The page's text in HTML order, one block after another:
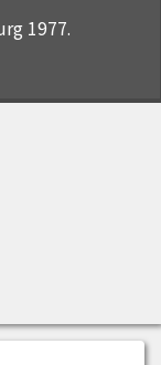
1977.